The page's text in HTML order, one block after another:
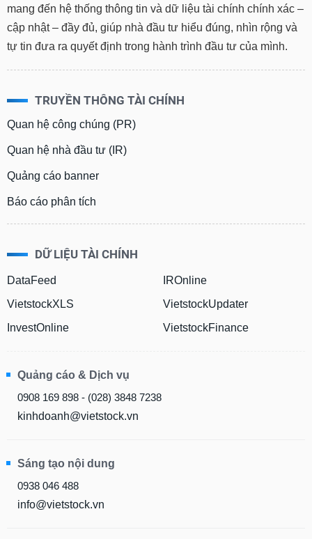
mang đến hệ thống thông tin và dữ liệu tài chính chính xác –
cập nhật – đầy đủ, giúp nhà đầu tư hiểu đúng, nhìn rộng và
tự tin đưa ra quyết định trong hành trình đầu tư của mình.
TRUYỀN THÔNG TÀI CHÍNH
Quan hệ công chúng (PR)
Quan hệ nhà đầu tư (IR)
Quảng cáo banner
Báo cáo phân tích
DỮ LIỆU TÀI CHÍNH
DataFeed
VietstockXLS
InvestOnline
IROnline
VietstockUpdater
VietstockFinance
Quảng cáo & Dịch vụ
0908 169 898 - (028) 3848 7238
kinhdoanh@vietstock.vn
Sáng tạo nội dung
0938 046 488
info@vietstock.vn